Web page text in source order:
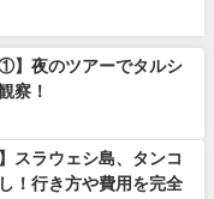
】夜のツアーでタルシ
察！
スラウェシ島、タンコ
！行き方や費用を完全